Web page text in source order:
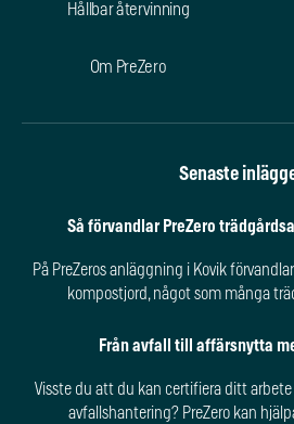
Hållbar återvinning
Om PreZero
Senaste
Så förvandlar PreZero
På PreZeros anläggning i Kovik
kompostjord, något som många
Från avfall till affärsnytta
Visste du att du kan certifiera ditt
avfallshantering? PreZero kan